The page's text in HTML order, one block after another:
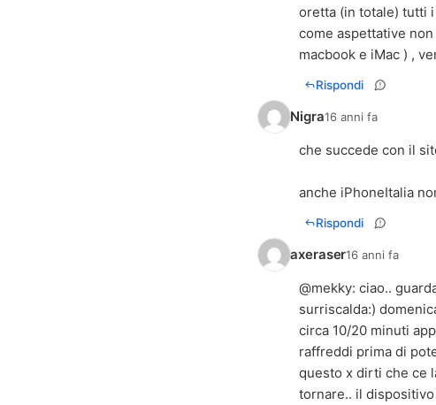
oretta (in totale) tutti
come aspettative
macbook e iMac ) ,
Rispondi
Nigra16 anni fa
che succede con il
anche iPhoneItalia
Rispondi
axeraser16 anni fa
@mekky: ciao..
surriscalda:)
circa 10/20 minuti
raffreddi prima di
questo x dirti che ce
tornare.. il